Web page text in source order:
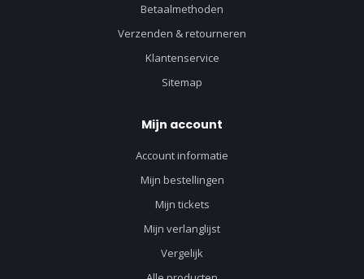
Betaalmethoden
Verzenden & retourneren
Klantenservice
Sitemap
Mijn account
Account informatie
Mijn bestellingen
Mijn tickets
Mijn verlanglijst
Vergelijk